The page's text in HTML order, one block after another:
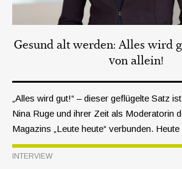
Gesund alt werden: Alles wird
von allein!
„Alles wird gut!“ – dieser geflügelte Satz
Nina Ruge und ihrer Zeit als Moderatorin
Magazins „Leute heute“ verbunden. Heute
Biologin und Bestseller-Autorin vor allem
bewusstes Älterwerden auf. Beim
INTERVIEW